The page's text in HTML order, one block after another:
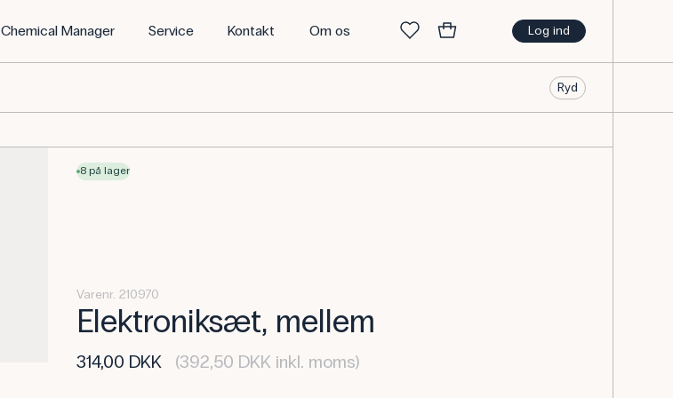
Log ind
Chemical Manager Service Kontakt Om os
Ryd
8 på lager
Varenr. 210970
Elektroniksæt, mellem
314,00 DKK (392,50 DKK inkl. moms)